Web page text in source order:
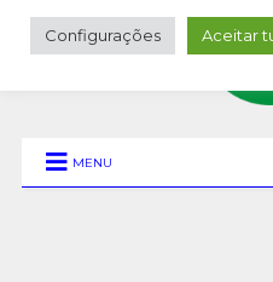
MENU
Configurações Aceitar